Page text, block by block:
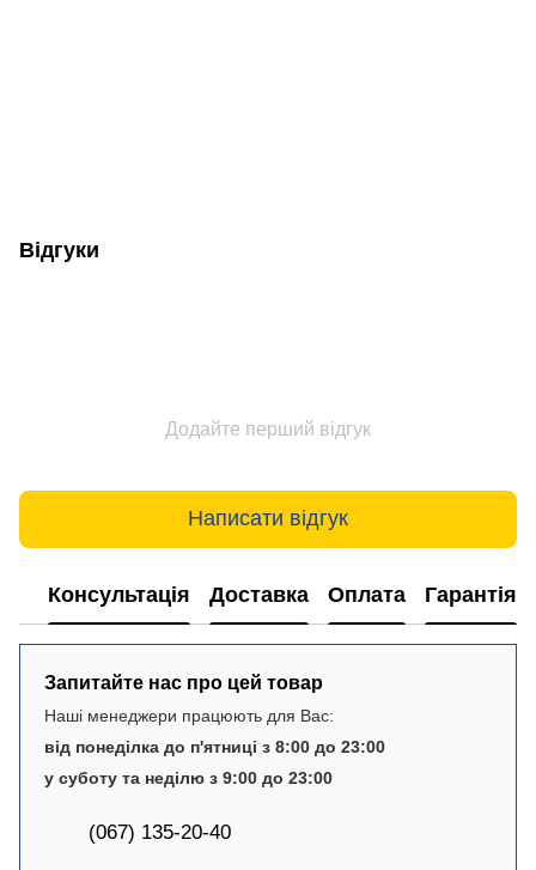
Відгуки
Додайте перший відгук
Написати відгук
Консультація Доставка Оплата Гарантія
Запитайте нас про цей товар
Наші менеджери працюють для Вас:
від понеділка до п'ятниці з 8:00 до 23:00
у суботу та неділю з 9:00 до 23:00
(067) 135-20-40